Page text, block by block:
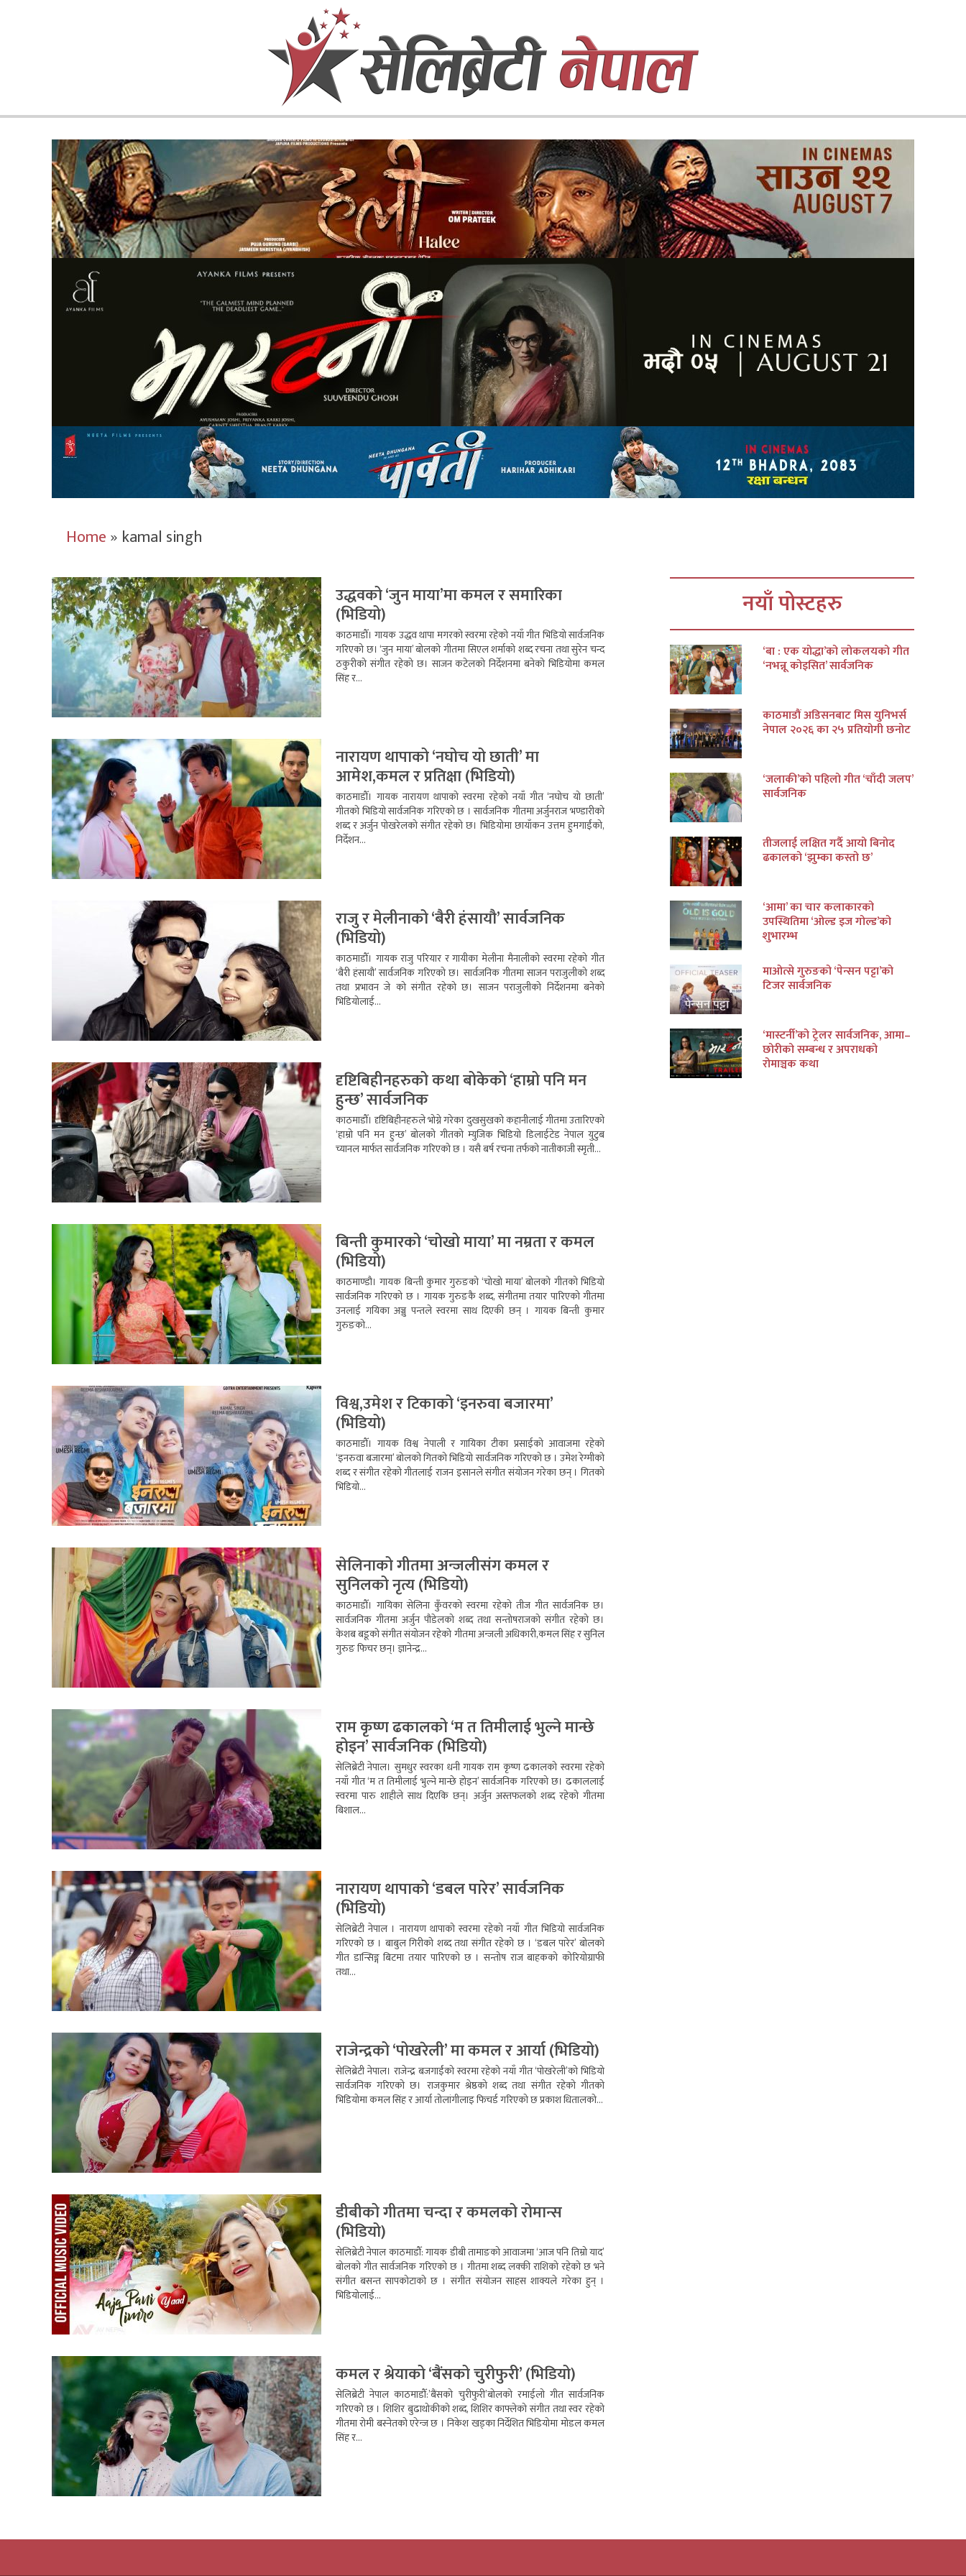
Home» kamal singh
उद्धवको ‘जुन माया’मा कमल र समारिका
(भिडियो)
काठमाडौँ। गायक उद्धव थापा मगरको स्वरमा रहेको नयाँ गीत भिडियो सार्वजनिक
गरिएको छ। ‘जुन माया’ बोलको गीतमा सिएल शर्माको शब्द रचना तथा सुरेन चन्द
ठकुरीको संगीत रहेको छ। साजन कटेलको निर्देशनमा बनेको भिडियोमा कमल
सिंह र...
नारायण थापाको ‘नघोच यो छाती’ मा
आमेश,कमल र प्रतिक्षा (भिडियो)
काठमाडौँ। गायक नारायण थापाको स्वरमा रहेको नयाँ गीत ‘नघोच यो छाती’
गीतको भिडियो सार्वजनिक गरिएको छ । सार्वजनिक गीतमा अर्जुनराज भण्डारीको
शब्द र अर्जुन पोखरेलको संगीत रहेको छ। भिडियोमा छायाँकन उत्तम हुमगाईंको,
निर्देशन...
राजु र मेलीनाको ‘बैरी हंसायौ’ सार्वजनिक
(भिडियो)
काठमाडौँ। गायक राजु परियार र गायीका मेलीना मैनालीको स्वरमा रहेको गीत
‘बैरी हंसायौ’ सार्वजनिक गरिएको छ। सार्वजनिक गीतमा साजन पराजुलीको शब्द
तथा प्रभावन जे को संगीत रहेको छ। साजन पराजुलीको निर्देशनमा बनेको
भिडियोलाई...
दृष्टिबिहीनहरुको कथा बोकेको ‘हाम्रो पनि मन
हुन्छ’ सार्वजनिक
काठमाडौँ। दृष्टिबिहीनहरुले भोग्ने गरेका दुखसुखको कहानीलाई गीतमा उतारिएको
‘हाम्रो पनि मन हुन्छ’ बोलको गीतको म्युजिक भिडियो डिलाईटेड नेपाल युटुब
च्यानल मार्फत सार्वजनिक गरिएको छ । यसै बर्ष रचना तर्फको नातीकाजी स्मृती...
बिन्ती कुमारको ‘चोखो माया’ मा नम्रता र कमल
(भिडियो)
काठमाण्डौ। गायक बिन्ती कुमार गुरुङको ‘चोखो माया’ बोलको गीतको भिडियो
सार्वजनिक गरिएको छ । गायक गुरुङकै शब्द, संगीतमा तयार पारिएको गीतमा
उनलाई गयिका अञ्जु पन्तले स्वरमा साथ दिएकी छन् । गायक बिन्ती कुमार
गुरुङको...
विश्व,उमेश र टिकाको ‘इनरुवा बजारमा’
(भिडियो)
काठमाडौँ। गायक विश्व नेपाली र गायिका टीका प्रसाईको आवाजमा रहेको
‘इनरुवा बजारमा’ बोलको गितको भिडियो सार्वजनिक गरिएको छ । उमेश रेग्मीको
शब्द र संगीत रहेको गीतलाई राजन इसानले संगीत संयोजन गरेका छन् । गितको
भिडियो...
सेलिनाको गीतमा अन्जलीसंग कमल र
सुनिलको नृत्य (भिडियो)
काठमाडौँ। गायिका सेलिना कुँवरको स्वरमा रहेको तीज गीत सार्वजनिक छ।
सार्वजनिक गीतमा अर्जुन पौडेलको शब्द तथा सन्तोषराजको संगीत रहेको छ।
केशब बडूको संगीत संयोजन रहेको गीतमा अन्जली अधिकारी,कमल सिंह र सुनिल
गुरुङ फिचर छन्। ज्ञानेन्द्र...
राम कृष्ण ढकालको ‘म त तिमीलाई भुल्ने मान्छे
होइन’ सार्वजनिक (भिडियो)
सेलिब्रेटी नेपाल। सुमधुर स्वरका धनी गायक राम कृष्ण ढकालको स्वरमा रहेको
नयाँ गीत ‘म त तिमीलाई भुल्ने मान्छे होइन’ सार्वजनिक गरिएको छ। ढकाललाई
स्वरमा पारु शाहीले साथ दिएकि छन्। अर्जुन अस्तफलको शब्द रहेको गीतमा
बिशाल...
नारायण थापाको ‘डबल पारेर’ सार्वजनिक
(भिडियो)
सेलिब्रेटी नेपाल । नारायण थापाको स्वरमा रहेको नयाँ गीत भिडियो सार्वजनिक
गरिएको छ । बाबुल गिरीको शब्द तथा संगीत रहेको छ । ‘डबल पारेर’ बोलको
गीत डान्सिङ्ग बिटमा तयार पारिएको छ । सन्तोष राज बाहकको कोरियोग्राफी
तथा...
राजेन्द्रको ‘पोखरेली’ मा कमल र आर्या (भिडियो)
सेलिब्रेटी नेपाल। राजेन्द्र बजगाईंको स्वरमा रहेको नयाँ गीत ‘पोखरेली’को भिडियो
सार्वजनिक गरिएको छ। राजकुमार श्रेष्ठको शब्द तथा संगीत रहेको गीतको
भिडियोमा कमल सिंह र आर्या तोलांगीलाइ फिचर्ड गरिएको छ प्रकाश धितालको...
डीबीको गीतमा चन्दा र कमलको रोमान्स
(भिडियो)
सेलिब्रेटी नेपाल काठमाडौँ: गायक डीबी तामाङको आवाजमा ‘आज पनि तिम्रो याद’
बोलको गीत सार्वजनिक गरिएको छ । गीतमा शब्द लक्की राशिको रहेको छ भने
संगीत बसन्त सापकोटाको छ । संगीत संयोजन साहस शाक्यले गरेका हुन् ।
भिडियोलाई...
कमल र श्रेयाको ‘बैंसको चुरीफुरी’ (भिडियो)
सेलिब्रेटी नेपाल काठमाडौँ:’बैंसको चुरीफुरी’बोलको रमाईलो गीत सार्वजनिक
गरिएको छ । शिशिर बुढाथोकीको शब्द, शिशिर काफ्लेको संगीत तथा स्वर रहेको
गीतमा रोमी बस्नेतको एरेन्ज छ । निकेश खड्का निर्देशित भिडियोमा मोडल कमल
सिंह र...
नयाँ पोस्टहरु
‘बा : एक योद्धा’को लोकलयको गीत
‘नभन्नू कोइसित’ सार्वजनिक
काठमाडौं अडिसनबाट मिस युनिभर्स
नेपाल २०२६ का २५ प्रतियोगी छनोट
‘जलाकी’को पहिलो गीत ‘चाँदी जलप’
सार्वजनिक
तीजलाई लक्षित गर्दै आयो बिनोद
ढकालको ‘झुम्का कस्तो छ’
‘आमा’ का चार कलाकारको
उपस्थितिमा ‘ओल्ड इज गोल्ड’को
शुभारम्भ
माओत्से गुरुङको ‘पेन्सन पट्टा’को
टिजर सार्वजनिक
‘मास्टर्नी’को ट्रेलर सार्वजनिक, आमा–
छोरीको सम्बन्ध र अपराधको
रोमाञ्चक कथा